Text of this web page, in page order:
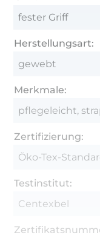
fester Griff
Herstellungsart:
gewebt
Merkmale:
pflegeleicht,
Zertifizierung:
Öko-Tex-
Testinstitut:
Centexbel